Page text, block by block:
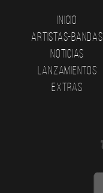
Inicio
Artistas-Bandas
Noticias
Lanzamientos
Extras